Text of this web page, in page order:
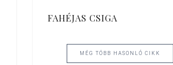
FAHÉJAS CSIGA
MÉG TÖBB HASONLÓ CIKK